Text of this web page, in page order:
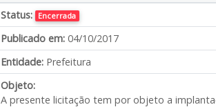
Status: Encerrada
Publicado em: 04/10/2017
Entidade: Prefeitura
Objeto:
A presente licitação tem por objeto a